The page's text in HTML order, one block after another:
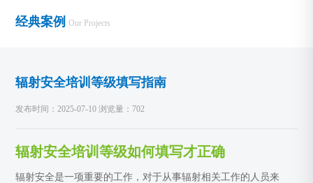
经典案例 Our Projects
辐射安全培训等级填写指南
发布时间：2025-07-10 浏览量：702
辐射安全培训等级如何填写才正确
辐射安全是一项重要的工作，对于从事辐射相关工作的人员来